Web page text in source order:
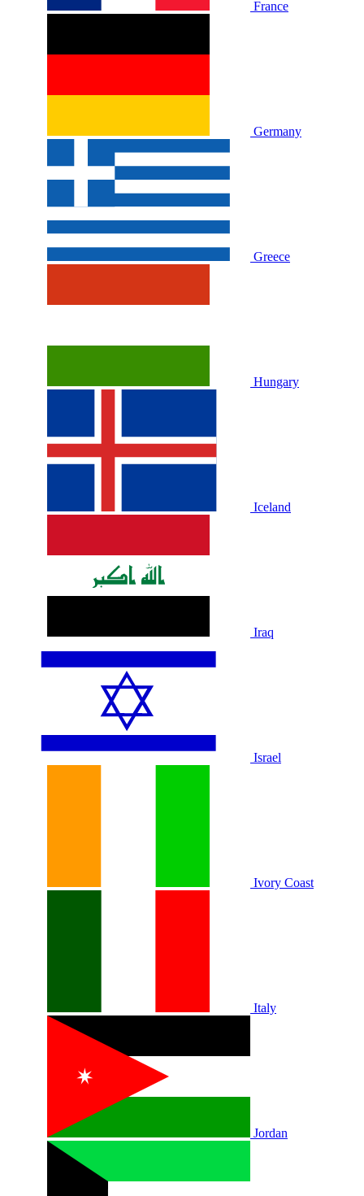
France
Germany
Greece
Hungary
Iceland
Iraq
Israel
Ivory Coast
Italy
Jordan